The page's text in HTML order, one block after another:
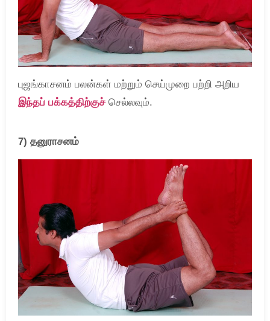
புஜங்காசனம் பலன்கள் மற்றும் செய்முறை பற்றி அறிய
இந்தப் பக்கத்திற்குச்செல்லவும்.
7) தனுராசனம்